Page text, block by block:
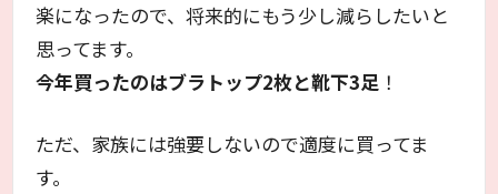
楽になったので、将来的にもう少し減らしたいと
思ってます。
今年買ったのはブラトップ2枚と靴下3足 ！
ただ、家族には強要しないので適度に買ってま
す。